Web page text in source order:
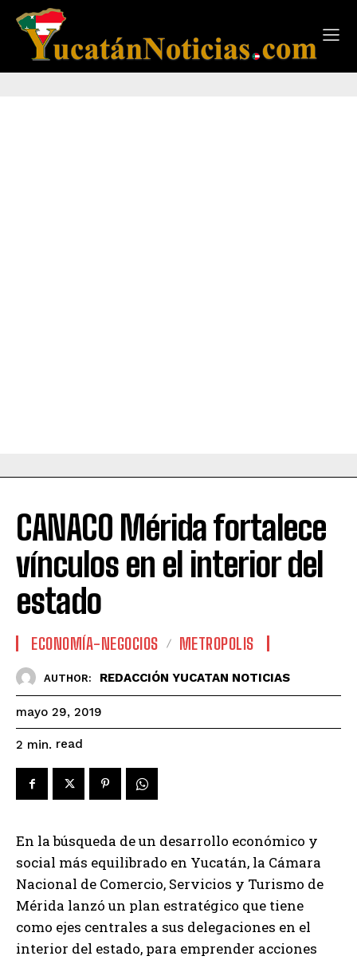
CANACO Mérida fortalece
vínculos en el interior del
estado
ECONOMÍA-NEGOCIOS METROPOLIS
AUTHOR: REDACCIÓN YUCATAN NOTICIAS
mayo 29, 2019
2 min. read
En la búsqueda de un desarrollo económico y
social más equilibrado en Yucatán, la Cámara
Nacional de Comercio, Servicios y Turismo de
Mérida lanzó un plan estratégico que tiene
como ejes centrales a sus delegaciones en el
interior del estado, para emprender acciones